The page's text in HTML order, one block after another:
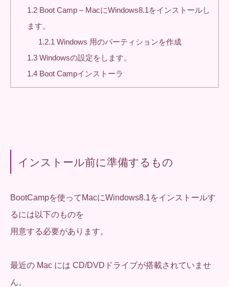
1.2 Boot Camp – MacにWindows8.1をインストールし
ます。
1.2.1 Windows 用のパーティションを作成
1.3 Windowsの設定をします。
1.4 Boot Campインストーラ
インストール前に準備するもの
BootCampを使ってMacにWindows8.1をインストールす
るには以下のものを
用意する必要があります。
最近の Mac には CD/DVDドライブが搭載されていませ
ん。